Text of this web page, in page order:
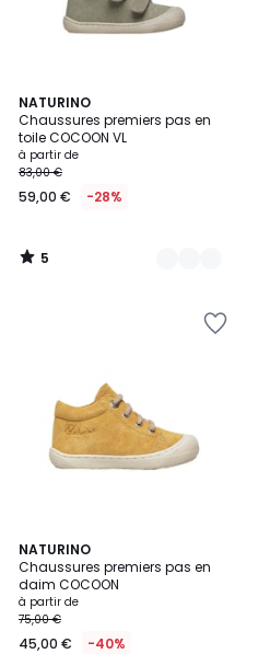
NATURINO
Chaussures premiers pas en
toile COCOON VL
à partir de
83,00 €
59,00 € -28%
5
/
5
6
Couleurs
5
/
NATURINO
Chaussures premiers pas en
daim COCOON
à partir de
75,00 €
45,00 € -40%
4
/
5
10
Couleurs